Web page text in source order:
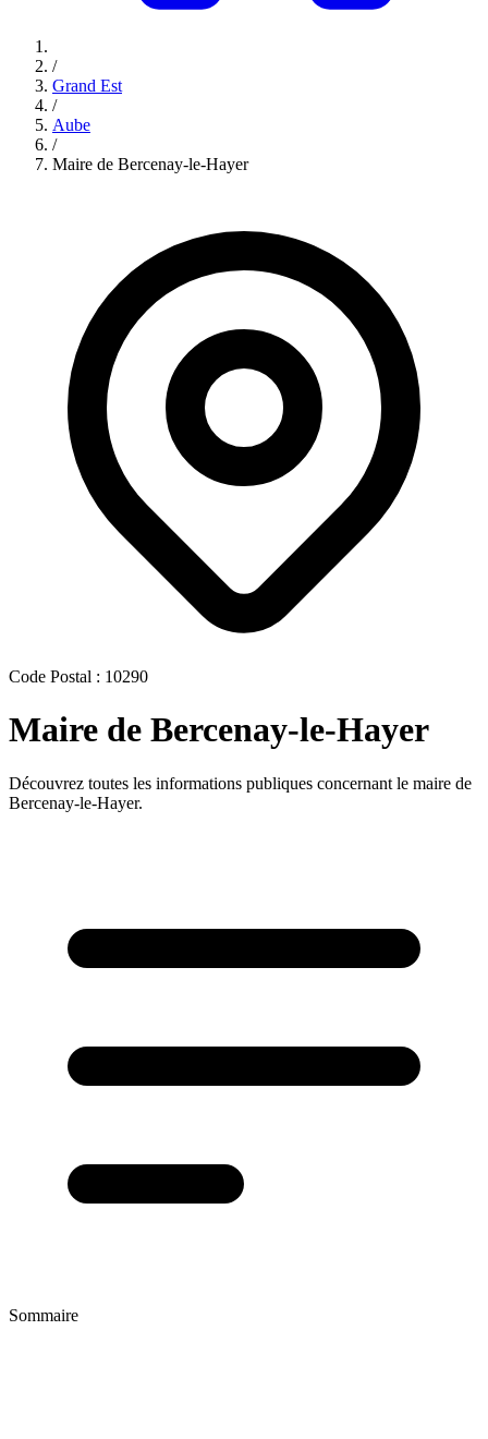
/
Grand Est
/
Aube
/
Maire de Bercenay-le-Hayer
Code Postal : 10290
Maire de Bercenay-le-Hayer
Découvrez toutes les informations publiques concernant le maire de
Bercenay-le-Hayer.
Sommaire